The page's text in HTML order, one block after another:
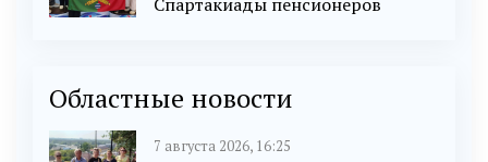
Областные новости
7 августа 2026, 16:25